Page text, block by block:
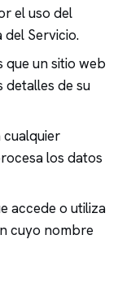
el uso del
Servicio.
un sitio web
detalles de su
cualquier
los datos
accede o utiliza
cuyo nombre